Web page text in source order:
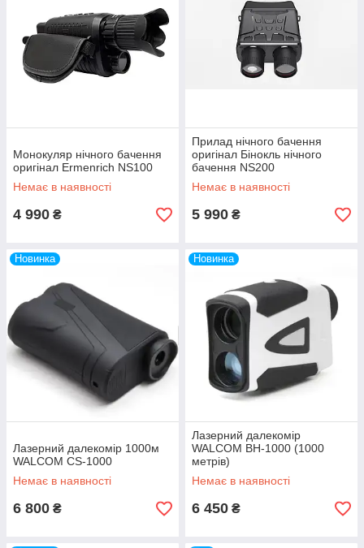
Монокуляр нічного бачення
оригінал Ermenrich NS100
Немає в наявності
4 990 ₴
Прилад нічного бачення
оригінал Бінокль нічного
бачення NS200
Немає в наявності
5 990 ₴
Новинка
Лазерний далекомір 1000м
WALCOM CS-1000
Немає в наявності
6 800 ₴
Новинка
Лазерний далекомір
WALCOM BH-1000 (1000
метрів)
Немає в наявності
6 450 ₴